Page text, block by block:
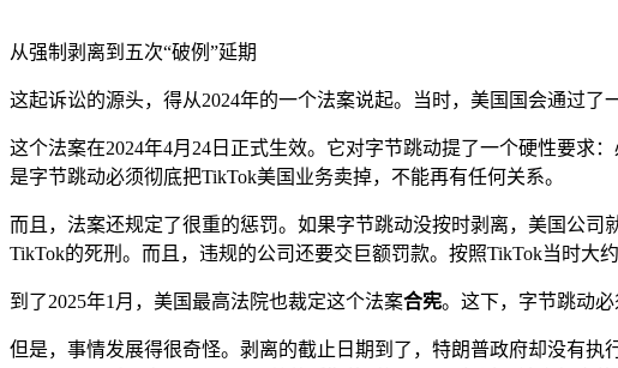
从强制剥离到五次“破例”延期
这起诉讼的源头，得从2024年的一个法案说起。当时，美国国会通过了
这个法案在2024年4月24日正式生效。它对字节跳动提了一个硬性要求
是字节跳动必须彻底把TikTok美国业务卖掉，不能再有任何关系。
而且，法案还规定了很重的惩罚。如果字节跳动没按时剥离，美国公
TikTok的死刑。而且，违规的公司还要交巨额罚款。按照TikTok当时大
到了2025年1月，美国最高法院也裁定这个法案合宪。这下，字节跳动
但是，事情发展得很奇怪。剥离的截止日期到了，特朗普政府却没有执